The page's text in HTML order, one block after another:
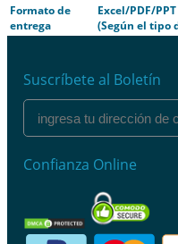
Formato de
entrega
Excel/PDF/PPT
(Según el tipo
Suscríbete al Boletín
Confianza Online